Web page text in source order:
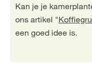
Kan je je
ons artikel "
een goed idee is.